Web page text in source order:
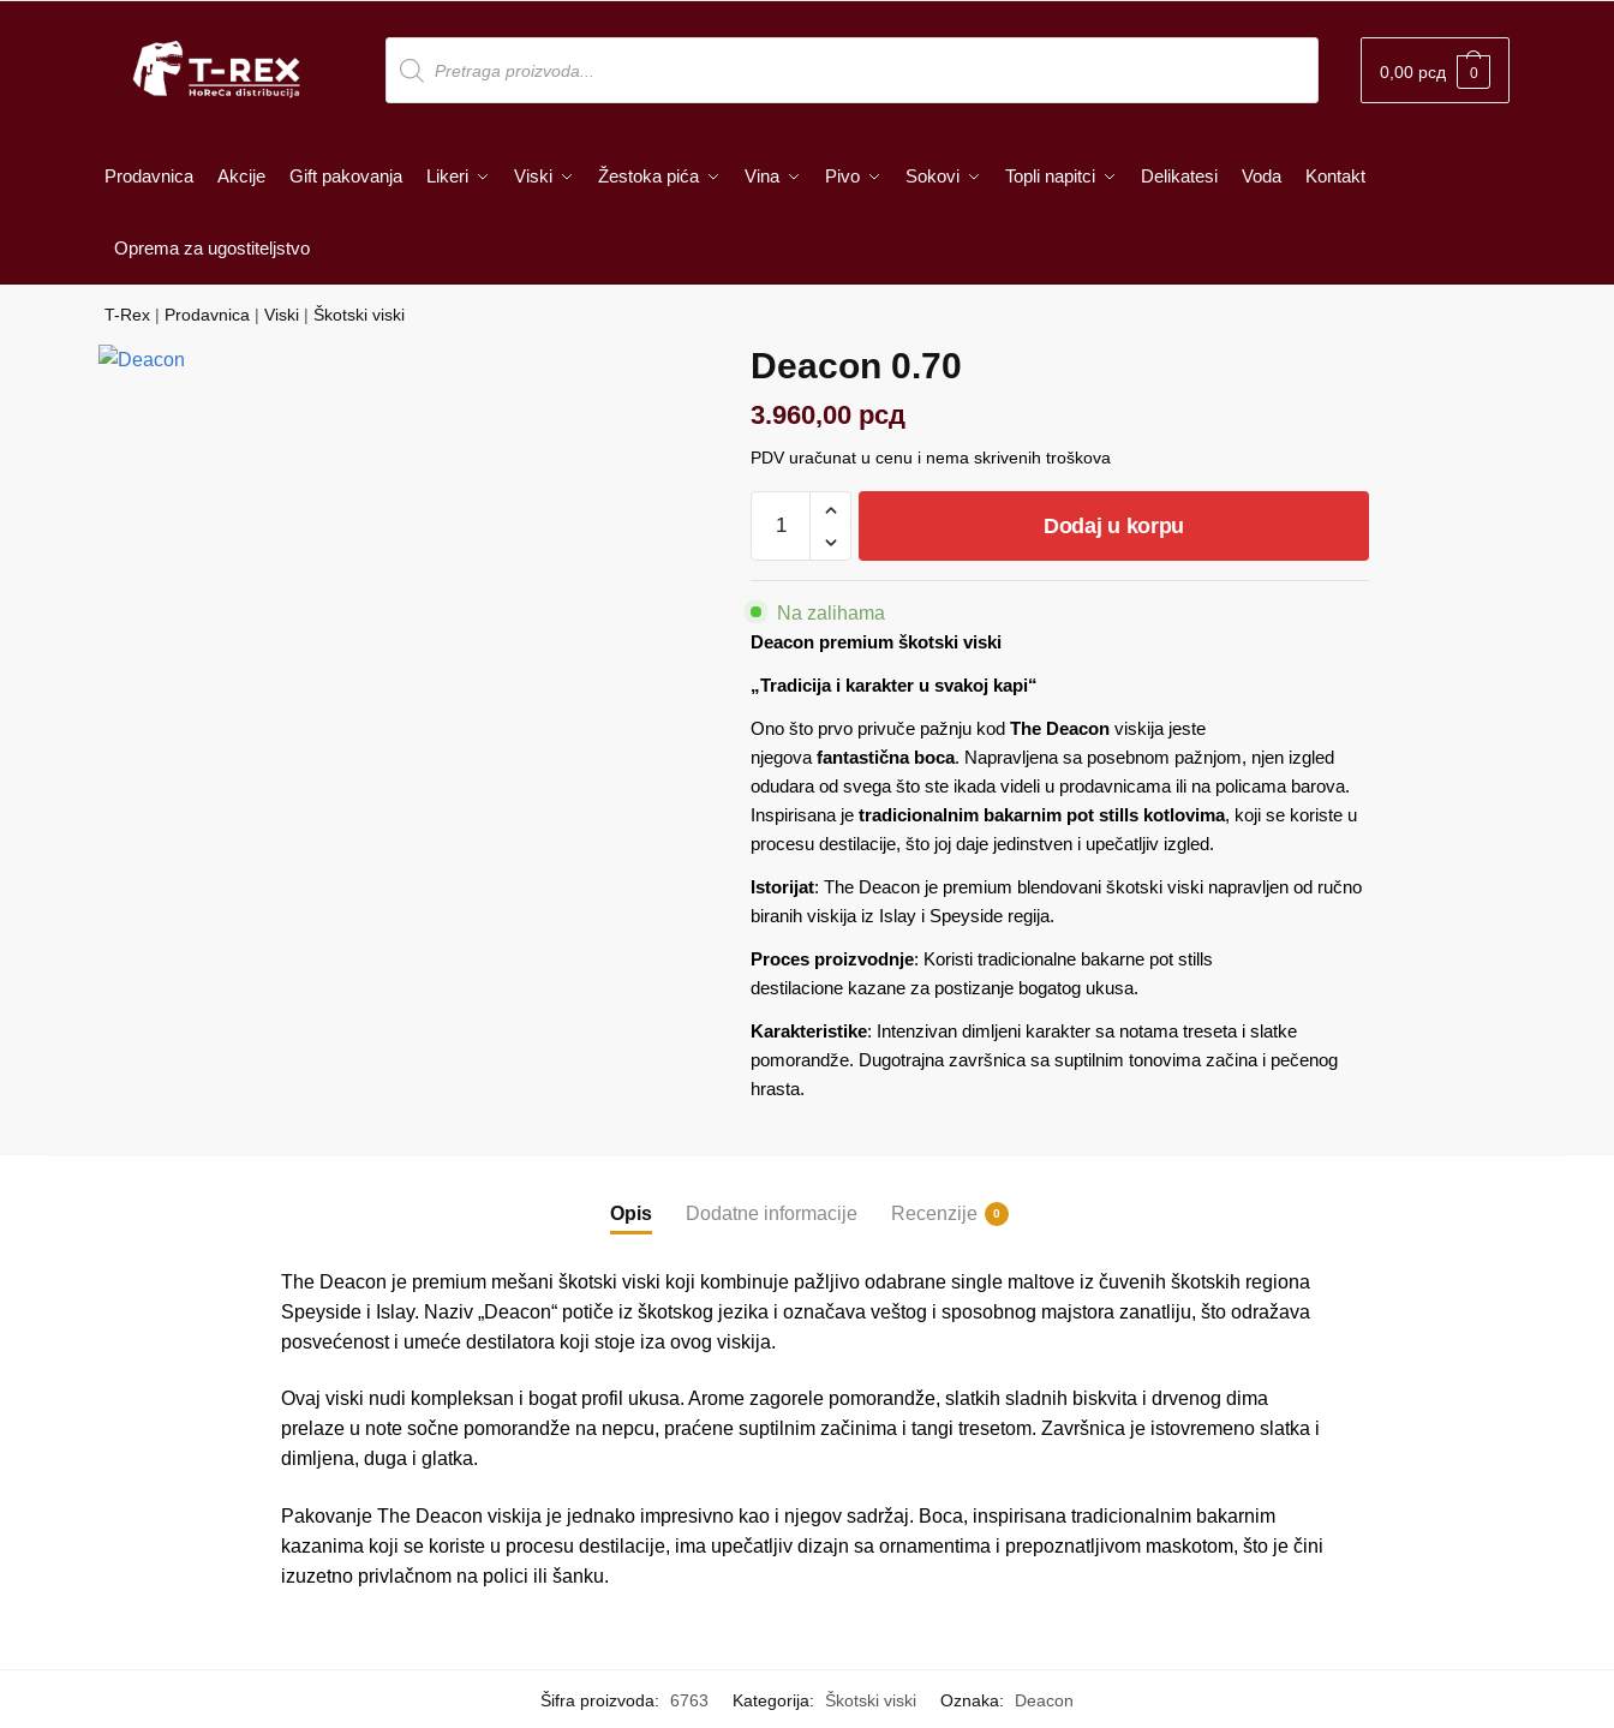
Products
search
0,00 рсд 0
Prodavnica Akcije Gift pakovanja Likeri Viski Žestoka pića Vina Pivo Sokovi Topli napitci Delikatesi Voda Kontakt
Oprema za ugostiteljstvo
T-Rex | Prodavnica |Viski |Škotski viski
Deacon 0.70
3.960,00 рсд
PDV uračunat u cenu i nema skrivenih troškova
0.70
količina
Dodaj u korpu
Na zalihama
Deacon premium škotski viski
„Tradicija i karakter u svakoj kapi“
Ono što prvo privuče pažnju kodThe Deacon viskija jeste
njegovafantastična boca. Napravljena sa posebnom pažnjom, njen izgled
odudara od svega što ste ikada videli u prodavnicama ili na policama barova.
Inspirisana jetradicionalnim bakarnim pot stills kotlovima, koji se koriste u
procesu destilacije, što joj daje jedinstven i upečatljiv izgled.
Istorijat: The Deacon je premium blendovani škotski viski napravljen od ručno
biranih viskija iz Islay i Speyside regija.
Proces proizvodnje: Koristi tradicionalne bakarne pot stills
destilacione kazane za postizanje bogatog ukusa.
Karakteristike: Intenzivan dimljeni karakter sa notama treseta i slatke
pomorandže. Dugotrajna završnica sa suptilnim tonovima začina i pečenog
hrasta.
Opis Dodatne informacije Recenzije 0
The Deacon je premium mešani škotski viski koji kombinuje pažljivo odabrane single maltove iz čuvenih škotskih regiona
Speyside i Islay. Naziv „Deacon“ potiče iz škotskog jezika i označava veštog i sposobnog majstora zanatliju, što odražava
posvećenost i umeće destilatora koji stoje iza ovog viskija.
Ovaj viski nudi kompleksan i bogat profil ukusa. Arome zagorele pomorandže, slatkih sladnih biskvita i drvenog dima
prelaze u note sočne pomorandže na nepcu, praćene suptilnim začinima i tangi tresetom. Završnica je istovremeno slatka i
dimljena, duga i glatka.
Pakovanje The Deacon viskija je jednako impresivno kao i njegov sadržaj. Boca, inspirisana tradicionalnim bakarnim
kazanima koji se koriste u procesu destilacije, ima upečatljiv dizajn sa ornamentima i prepoznatljivom maskotom, što je čini
izuzetno privlačnom na polici ili šanku.
Šifra proizvoda: 6763 Kategorija: Škotski viski Oznaka: Deacon